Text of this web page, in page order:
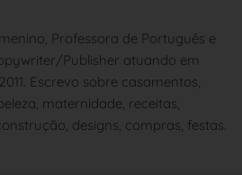
Professora de Português e
Publisher atuando em
Escrevo sobre casamentos,
maternidade, receitas,
designs, compras, festas.